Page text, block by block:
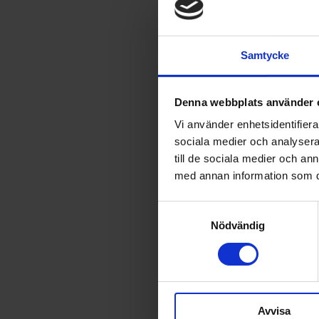
Samtycke
Denna webbplats använder
Vi använder
sociala medier och
till de sociala medier och
med annan information som
Nödvändig
Avvisa